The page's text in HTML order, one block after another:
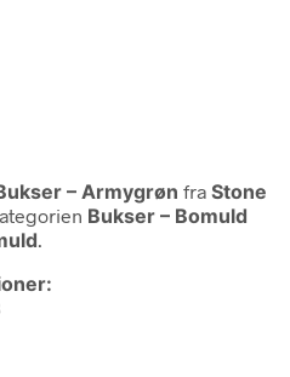
– Armygrøn fra Stone
Bukser – Bomuld
.